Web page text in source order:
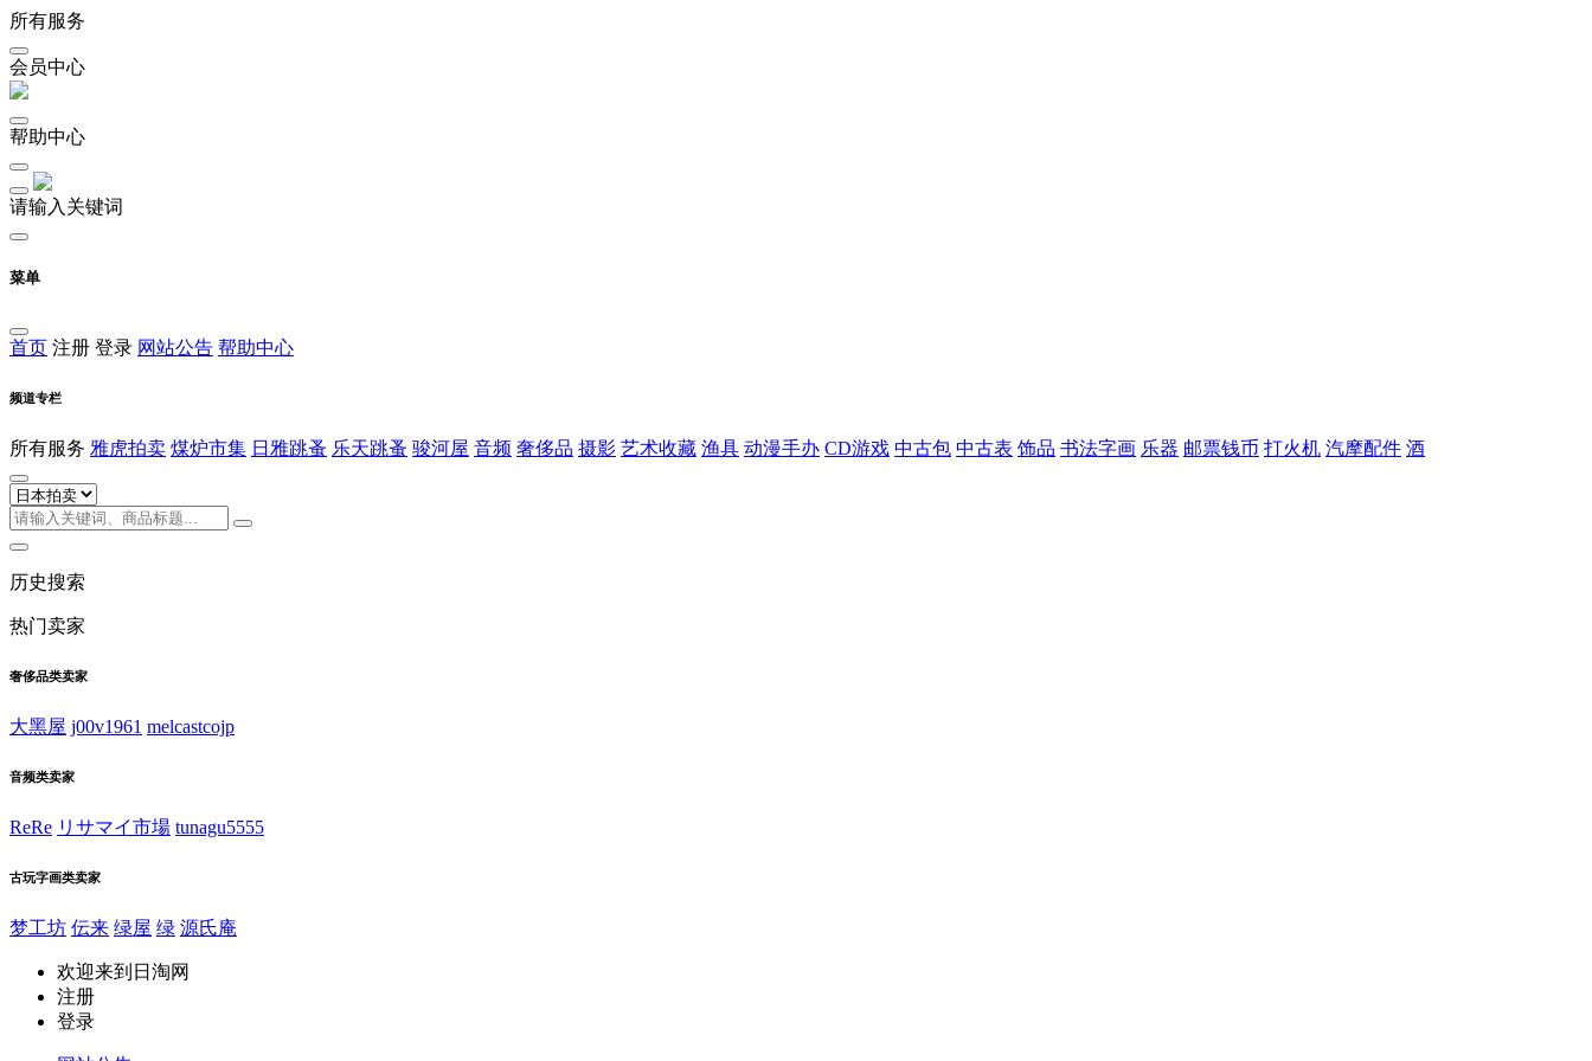
所有服务
会员中心
帮助中心
请输入关键词
菜单
首页 注册 登录 网站公告 帮助中心
频道专栏
所有服务 雅虎拍卖 煤炉市集 日雅跳蚤 乐天跳蚤 骏河屋 音频 奢侈品 摄影 艺术收藏 渔具 动漫手办 CD游戏 中古包 中古表 饰品 书法字画 乐器 邮票钱币 打火机 汽摩配件 酒
历史搜索
热门卖家
奢侈品类卖家
大黑屋 j00v1961 melcastcojp
音频类卖家
ReRe リサマイ市場 tunagu5555
古玩字画类卖家
梦工坊 伝来 绿屋 绿 源氏庵
欢迎来到日淘网
注册
登录